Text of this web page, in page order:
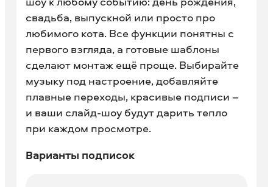
свадьба, выпускной или просто про
любимого кота. Все функции понятны с
первого взгляда, а готовые шаблоны
сделают монтаж ещё проще. Выбирайте
музыку под настроение, добавляйте
плавные переходы, красивые подписи –
и ваши слайд-шоу будут дарить тепло
при каждом просмотре.
Варианты подписок